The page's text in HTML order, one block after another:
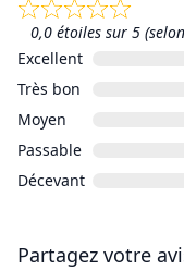
0,0 étoiles sur 5
Excellent
Très bon
Moyen
Passable
Décevant
Partagez votre